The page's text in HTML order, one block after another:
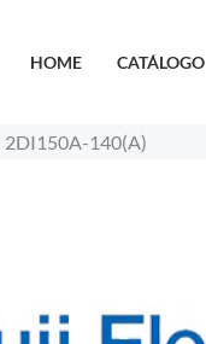
HOME CATÁLOGO
2DI150A-140(A)